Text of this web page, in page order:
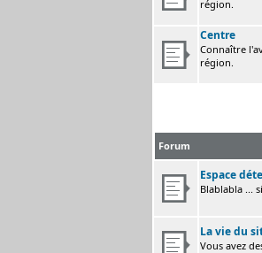
région.
Centre
Connaître
région.
Forum
Espace
Blablabla ...
La vie du
Vous avez